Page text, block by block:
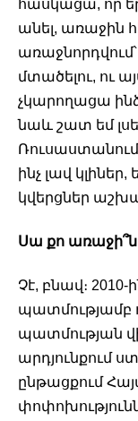
հասկացա, որ
անել, առաջին
մտածելու, ու
չկարողացա
նաև շատ եմ
ինչ լավ
կվերցներ
Սա քո առաջի՞ն
Չէ, բնավ։
պատմությամբ
պատմության
արդյունքում
ընթացքում